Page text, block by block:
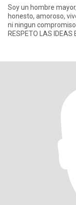
Soy un hombre
honesto, amoroso, vivo solo hace mas de 5 años, no tengo pareja,
ni ningun compromiso
RESPETO LAS IDEAS